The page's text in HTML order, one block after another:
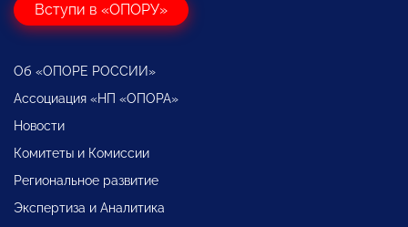
Вступи в «ОПОРУ»
Об «ОПОРЕ РОССИИ»
Ассоциация «НП «ОПОРА»
Новости
Комитеты и Комиссии
Региональное развитие
Экспертиза и Аналитика